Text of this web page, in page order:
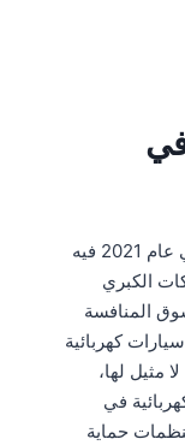
أصبح سوق صناعه السيارات الكهربائية في عام 2021 فيه
الكبري
المنافسة
كهربائية
مثيل لها،
في
حماية